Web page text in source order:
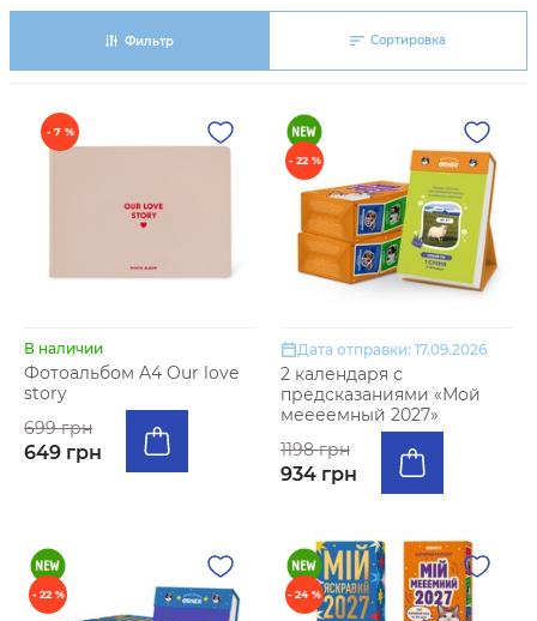
Фильтр Сортировка
- 7 %
В наличии
Фотоальбом A4 Our love
story
699 грн
649 грн
- 22 %
Дата отправки: 17.09.2026
2 календаря с
предсказаниями «Мой
меееемный 2027»
1198 грн
934 грн
- 22 % - 24 %